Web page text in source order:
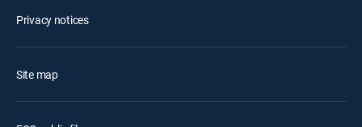
Privacy notices
Site map